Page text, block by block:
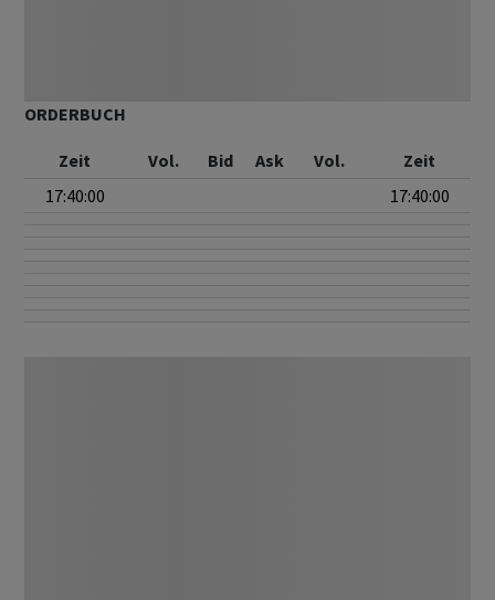
ORDERBUCH
Zeit Vol. Bid Ask Vol.
Zeit
17:40:00
17:40:00